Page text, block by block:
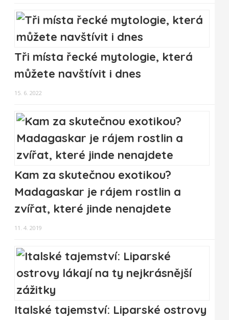
Tři místa řecké mytologie, která
můžete navštívit i dnes
15. 6. 2022
Kam za skutečnou exotikou?
Madagaskar je rájem rostlin a
zvířat, které jinde nenajdete
11. 4. 2019
Italské tajemství: Liparské ostrovy